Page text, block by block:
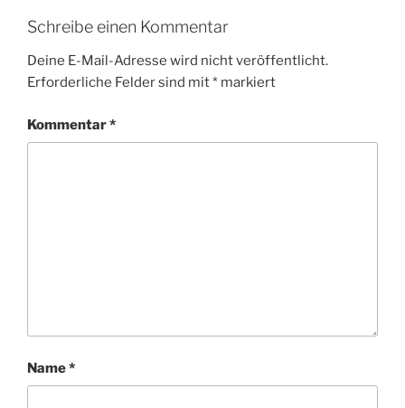
Schreibe einen Kommentar
Deine E-Mail-Adresse wird nicht veröffentlicht.
Erforderliche Felder sind mit* markiert
Kommentar*
Name*